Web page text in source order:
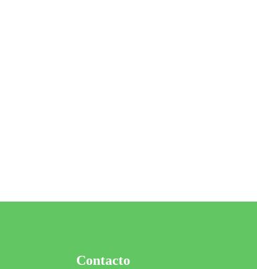
Contacto